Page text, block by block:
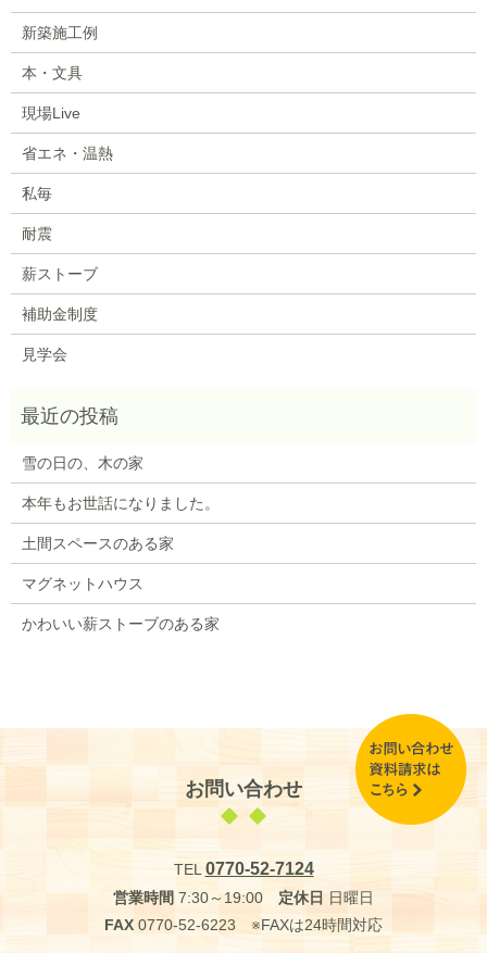
新築施工例
本・文具
現場Live
省エネ・温熱
私毎
耐震
薪ストーブ
補助金制度
見学会
雪の日の、木の家
本年もお世話になりました。
土間スペースのある家
マグネットハウス
かわいい薪ストーブのある家
お問い合わせ
TEL0770-52-7124
営業時間 7:30～19:00 定休日 日曜日
FAX 0770-52-6223 ※FAXは24時間対応